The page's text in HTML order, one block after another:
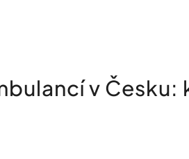
v Česku: